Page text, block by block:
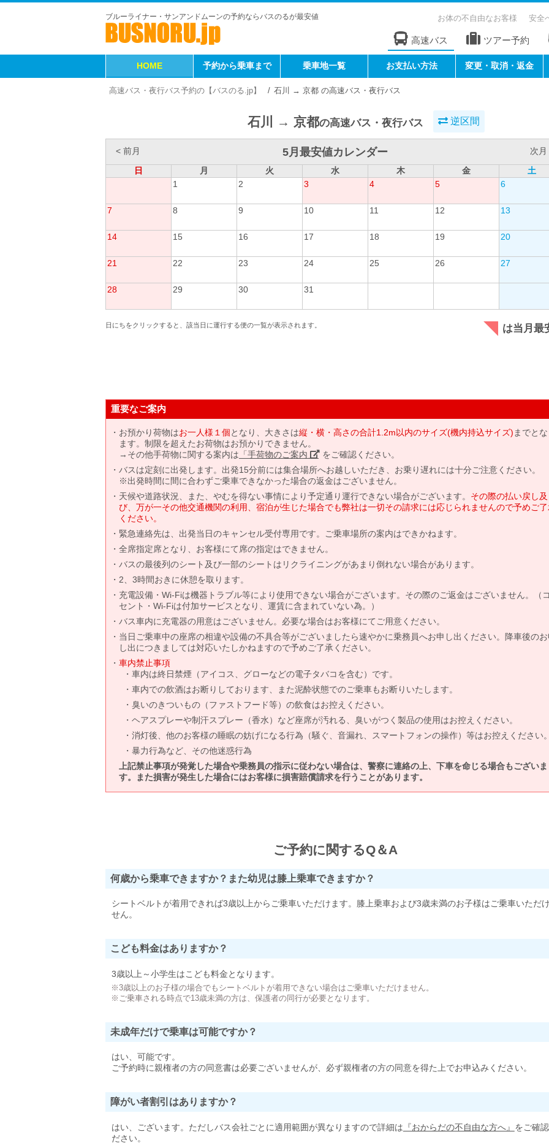
ブルーライナー・サンアンドムーンの予約ならバスのるが最安値 お体の不自由なお客様 安全
高速バス ツアー予約
HOME 予約から乗車まで 乗車地一覧 お支払い方法 変更・取消・返金
高速バス・夜行バス予約の【バスのる.jp】 石川 → 京都 の高速バス・夜行バス
石川 → 京都の高速バス・夜行バス 逆区間
< 前月 5月最安値カレンダー
次月
日
月 火 水 木 金
土
1
2 3 4 5 6
7 8 9 10 11 12 13
14 15 16 17 18 19 20
21 22 23 24 25 26 27
28 29 30 31
日にちをクリックすると、該当日に運行する便の一覧が表示されます。 は当月最
重要なご案内
お預かり荷物はお一人様１個となり、大きさは縦・横・高さの合計1.2m以内のサイズ(機内持込サイズ) までと
ます。制限を超えたお荷物はお預かりできません。
→その他手荷物に関する案内は 「手荷物のご案内」 をご確認ください。
バスは定刻に出発します。出発15分前には集合場所へお越しいただき、お乗り遅れには十分ご注意ください。
※出発時間に間に合わずご乗車できなかった場合の返金はございません。
天候や道路状況、また、やむを得ない事情により予定通り運行できない場合がございます。 その際の払い戻し及
び、万が一その他交通機関の利用、宿泊が生じた場合でも弊社は一切その請求には応じられませんので予めご
ください。
緊急連絡先は、出発当日のキャンセル受付専用です。ご乗車場所の案内はできかねます。
全席指定席となり、お客様にて席の指定はできません。
バスの最後列のシート及び一部のシートはリクライニングがあまり倒れない場合があります。
2、3時間おきに休憩を取ります。
充電設備・Wi-Fiは機器トラブル等により使用できない場合がございます。その際のご返金はございません。（
セント・Wi-Fiは付加サービスとなり、運賃に含まれていない為。）
バス車内に充電器の用意はございません。必要な場合はお客様にてご用意ください。
当日ご乗車中の座席の相違や設備の不具合等がございましたら速やかに乗務員へお申し出ください。降車後の
し出につきましては対応いたしかねますので予めご了承ください。
車内禁止事項
車内は終日禁煙（アイコス、グローなどの電子タバコを含む）です。
車内での飲酒はお断りしております、また泥酔状態でのご乗車もお断りいたします。
臭いのきついもの（ファストフード等）の飲食はお控えください。
ヘアスプレーや制汗スプレー（香水）など座席が汚れる、臭いがつく製品の使用はお控えください。
消灯後、他のお客様の睡眠の妨げになる行為（騒ぐ、音漏れ、スマートフォンの操作）等はお控えください
暴力行為など、その他迷惑行為
上記禁止事項が発覚した場合や乗務員の指示に従わない場合は、警察に連絡の上、下車を命じる場合もございま
す。また損害が発生した場合にはお客様に損害賠償請求を行うことがあります。
ご予約に関するQ＆A
何歳から乗車できますか？また幼児は膝上乗車できますか？
シートベルトが着用できれば3歳以上からご乗車いただけます。膝上乗車および3歳未満のお子様はご乗車いただ
せん。
こども料金はありますか？
3歳以上～小学生はこども料金となります。
※3歳以上のお子様の場合でもシートベルトが着用できない場合はご乗車いただけません。
※ご乗車される時点で13歳未満の方は、保護者の同行が必要となります。
未成年だけで乗車は可能ですか？
はい、可能です。
ご予約時に親権者の方の同意書は必要ございませんが、必ず親権者の方の同意を得た上でお申込みください。
障がい者割引はありますか？
はい、ございます。ただしバス会社ごとに適用範囲が異なりますので詳細は 『おからだの不自由な方へ』 をご確
ださい。